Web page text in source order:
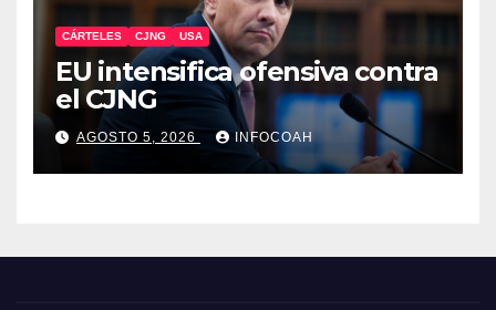
CÁRTELES CJNG USA
EU intensifica ofensiva contra
el CJNG
AGOSTO 5, 2026 INFOCOAH